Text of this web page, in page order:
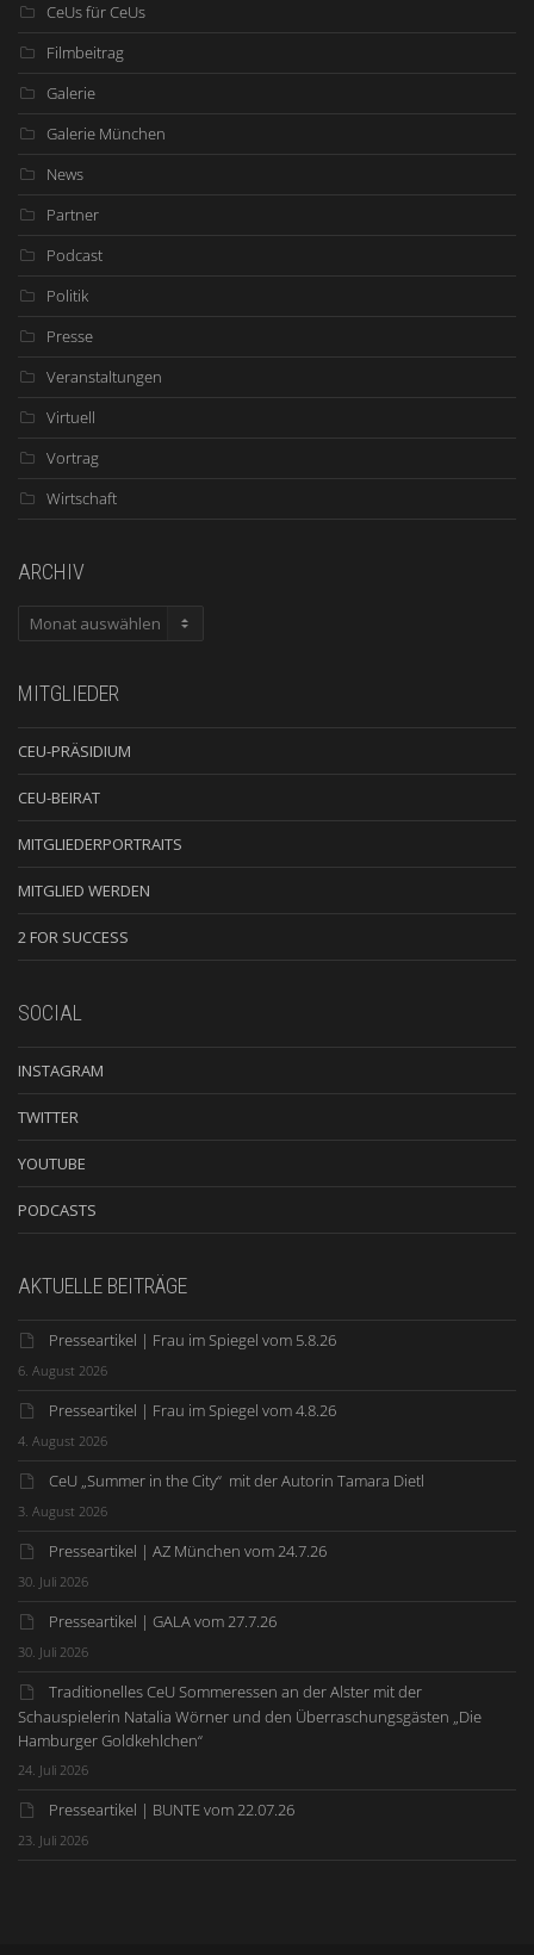
CeUs für CeUs
Filmbeitrag
Galerie
Galerie München
News
Partner
Podcast
Politik
Presse
Veranstaltungen
Virtuell
Vortrag
Wirtschaft
ARCHIV
ARCHIV
MITGLIEDER
CEU-PRÄSIDIUM
CEU-BEIRAT
MITGLIEDERPORTRAITS
MITGLIED WERDEN
2 FOR SUCCESS
SOCIAL
INSTAGRAM
TWITTER
YOUTUBE
PODCASTS
AKTUELLE BEITRÄGE
Presseartikel | Frau im Spiegel vom 5.8.26
6. August 2026
Presseartikel | Frau im Spiegel vom 4.8.26
4. August 2026
CeU „Summer in the City“ mit der Autorin Tamara Dietl
3. August 2026
Presseartikel | AZ München vom 24.7.26
30. Juli 2026
Presseartikel | GALA vom 27.7.26
30. Juli 2026
Traditionelles CeU Sommeressen an der Alster mit der
Schauspielerin Natalia Wörner und den Überraschungsgästen „Die
Hamburger Goldkehlchen“
24. Juli 2026
Presseartikel | BUNTE vom 22.07.26
23. Juli 2026